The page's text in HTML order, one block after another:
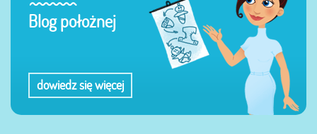
Blog położnej
dowiedz się więcej